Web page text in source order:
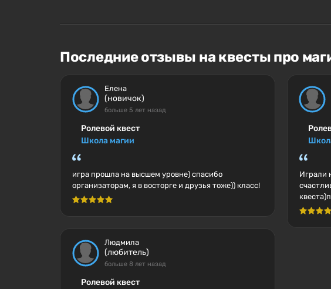
Последние отзывы на квесты про
Елена
(новичок)
больше 5 лет назад
Ролевой квест
Школа магии
игра прошла на высшем уровне) спасибо
организаторам, я в восторге и друзья тоже)) класс!
Людмила
(любитель)
больше 8 лет назад
Ролевой квест
Играли